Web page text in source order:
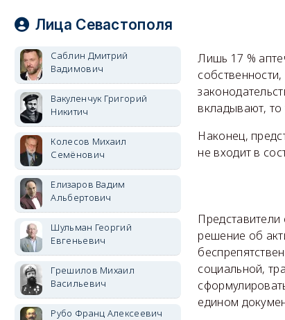
Лишь 17 %
вкладывают,
Наконец,
не входит в
решение об
социальной,
едином
Лица Севастополя
Саблин Дмитрий
Вадимович
Вакуленчук Григорий
Никитич
Колесов Михаил
Семёнович
Елизаров Вадим
Альбертович
Шульман Георгий
Евгеньевич
Грешилов Михаил
Васильевич
Рубо Франц Алексеевич